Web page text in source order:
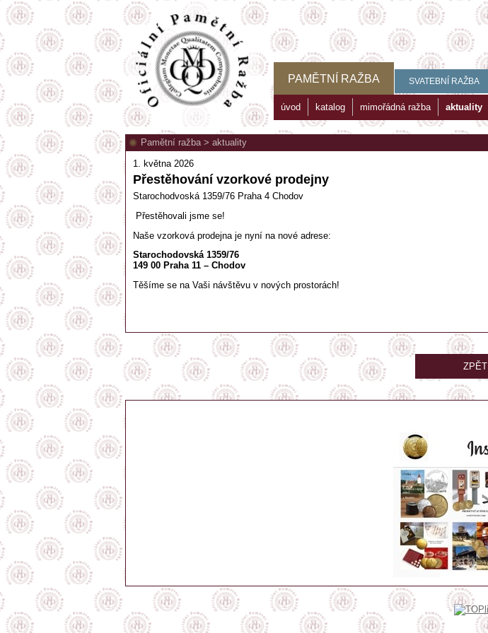
PAMĚTNÍ RAŽBA SVATEBNÍ RAŽBA
úvod katalog mimořádná ražba aktuality
Pamětní ražba> aktuality
1. května 2026
Přestěhování vzorkové prodejny
Starochodvoská 1359/76 Praha 4 Chodov
Přestěhovali jsme se!
Naše vzorková prodejna je nyní na nové adrese:
Starochodovská 1359/76
149 00 Praha 11 – Chodov
Těšíme se na Vaši návštěvu v nových prostorách!
ZPĚT